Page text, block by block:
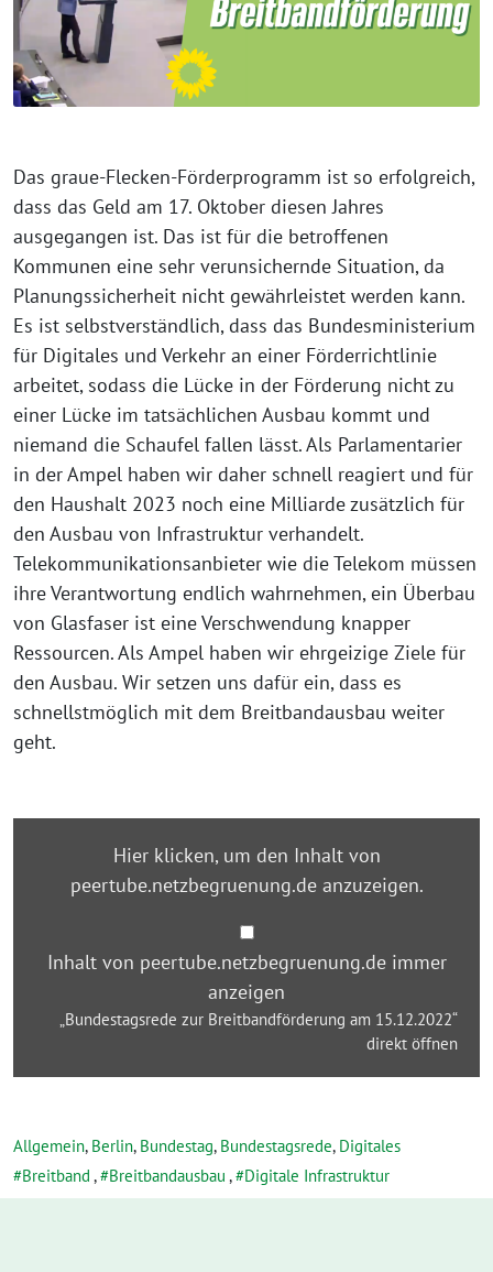
Das graue-Flecken-Förderprogramm ist so erfolgreich,
dass das Geld am 17. Oktober diesen Jahres
ausgegangen ist. Das ist für die betroffenen
Kommunen eine sehr verunsichernde Situation, da
Planungssicherheit nicht gewährleistet werden kann.
Es ist selbstverständlich, dass das Bundesministerium
für Digitales und Verkehr an einer Förderrichtlinie
arbeitet, sodass die Lücke in der Förderung nicht zu
einer Lücke im tatsächlichen Ausbau kommt und
niemand die Schaufel fallen lässt. Als Parlamentarier
in der Ampel haben wir daher schnell reagiert und für
den Haushalt 2023 noch eine Milliarde zusätzlich für
den Ausbau von Infrastruktur verhandelt.
Telekommunikationsanbieter wie die Telekom müssen
ihre Verantwortung endlich wahrnehmen, ein Überbau
von Glasfaser ist eine Verschwendung knapper
Ressourcen. Als Ampel haben wir ehrgeizige Ziele für
den Ausbau. Wir setzen uns dafür ein, dass es
schnellstmöglich mit dem Breitbandausbau weiter
geht.
Breitbandförderung
15.12.2022“
peertube.netzbegruenung.de
Hier klicken, um den Inhalt von
peertube.netzbegruenung.de anzuzeigen.
Inhalt von peertube.netzbegruenung.de immer
anzeigen
„Bundestagsrede zur Breitbandförderung am 15.12.2022“
direkt öffnen
Allgemein, Berlin, Bundestag, Bundestagsrede, Digitales
Breitband , Breitbandausbau , Digitale Infrastruktur